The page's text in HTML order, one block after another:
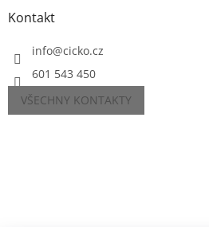
Kontakt
info@cicko.cz
601 543 450
VŠECHNY KONTAKTY